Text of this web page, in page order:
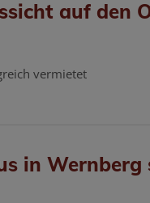
auf den
vermietet
in Wernberg